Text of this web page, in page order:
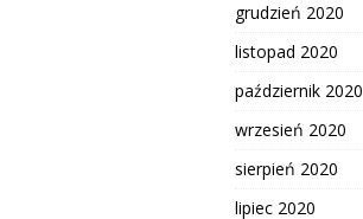
grudzień 2020
listopad 2020
październik 2020
wrzesień 2020
sierpień 2020
lipiec 2020